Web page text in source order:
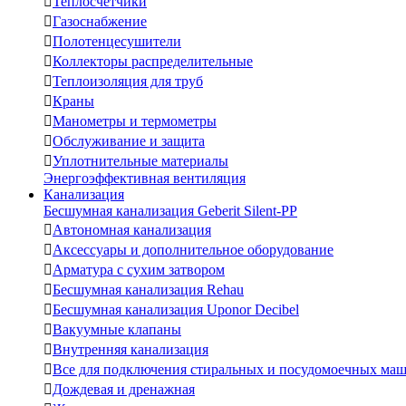
Газоснабжение
Полотенцесушители
Коллекторы распределительные
Теплоизоляция для труб
Краны
Манометры и термометры
Обслуживание и защита
Уплотнительные материалы
Энергоэффективная вентиляция
Канализация
Бесшумная канализация Geberit Silent-PP
Автономная канализация
Аксессуары и дополнительное оборудование
Арматура с сухим затвором
Бесшумная канализация Rehau
Бесшумная канализация Uponor Decibel
Вакуумные клапаны
Внутренняя канализация
Все для подключения стиральных и посудомоечных
Дождевая и дренажная